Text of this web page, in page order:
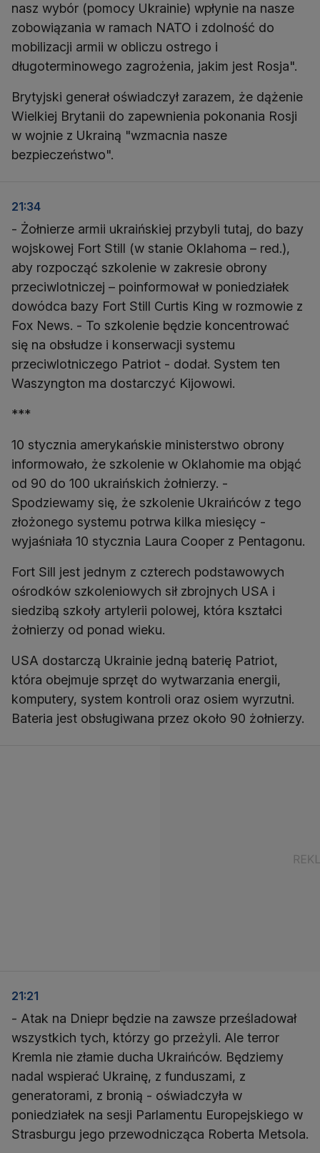
nasz wybór (pomocy Ukrainie) wpłynie na nasze
zobowiązania w ramach NATO i zdolność do
mobilizacji armii w obliczu ostrego i
długoterminowego zagrożenia, jakim jest Rosja".
Brytyjski generał oświadczył zarazem, że dążenie
Wielkiej Brytanii do zapewnienia pokonania Rosji
w wojnie z Ukrainą "wzmacnia nasze
bezpieczeństwo".
21:34
- Żołnierze armii ukraińskiej przybyli tutaj, do bazy
wojskowej Fort Still (w stanie Oklahoma – red.),
aby rozpocząć szkolenie w zakresie obrony
przeciwlotniczej – poinformował w poniedziałek
dowódca bazy Fort Still Curtis King w rozmowie z
Fox News. - To szkolenie będzie koncentrować
się na obsłudze i konserwacji systemu
przeciwlotniczego Patriot - dodał. System ten
Waszyngton ma dostarczyć Kijowowi.
***
10 stycznia amerykańskie ministerstwo obrony
informowało, że szkolenie w Oklahomie ma objąć
od 90 do 100 ukraińskich żołnierzy. -
Spodziewamy się, że szkolenie Ukraińców z tego
złożonego systemu potrwa kilka miesięcy -
wyjaśniała 10 stycznia Laura Cooper z Pentagonu.
Fort Sill jest jednym z czterech podstawowych
ośrodków szkoleniowych sił zbrojnych USA i
siedzibą szkoły artylerii polowej, która kształci
żołnierzy od ponad wieku.
USA dostarczą Ukrainie jedną baterię Patriot,
która obejmuje sprzęt do wytwarzania energii,
komputery, system kontroli oraz osiem wyrzutni.
Bateria jest obsługiwana przez około 90 żołnierzy.
21:21
- Atak na Dniepr będzie na zawsze prześladował
wszystkich tych, którzy go przeżyli. Ale terror
Kremla nie złamie ducha Ukraińców. Będziemy
nadal wspierać Ukrainę, z funduszami, z
generatorami, z bronią - oświadczyła w
poniedziałek na sesji Parlamentu Europejskiego w
Strasburgu jego przewodnicząca Roberta Metsola.